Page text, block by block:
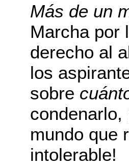
Más de un
Marcha por
derecho al
los
sobre
condenarlo,
mundo que
intolerable!